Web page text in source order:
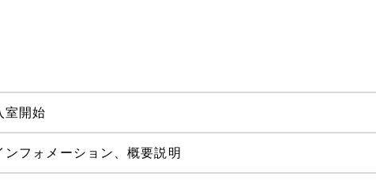
室開始
ンフォメーション、概要説明